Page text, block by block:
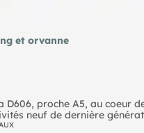
et orvanne
proche A5, au coeur
neuf de dernière
de recharge IZIVIA